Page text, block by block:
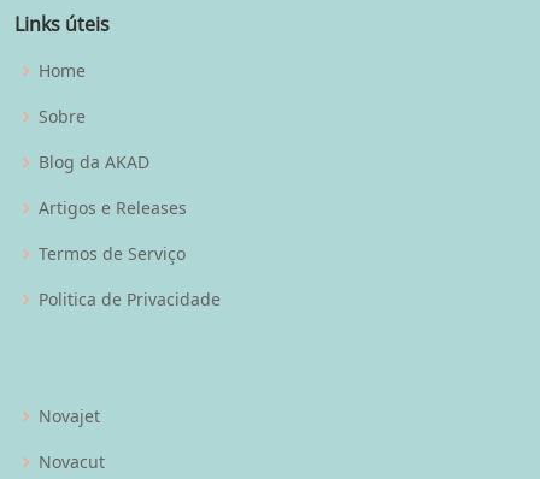
Links úteis
Home
Sobre
Blog da AKAD
Artigos e Releases
Termos de Serviço
Politica de Privacidade
Novajet
Novacut